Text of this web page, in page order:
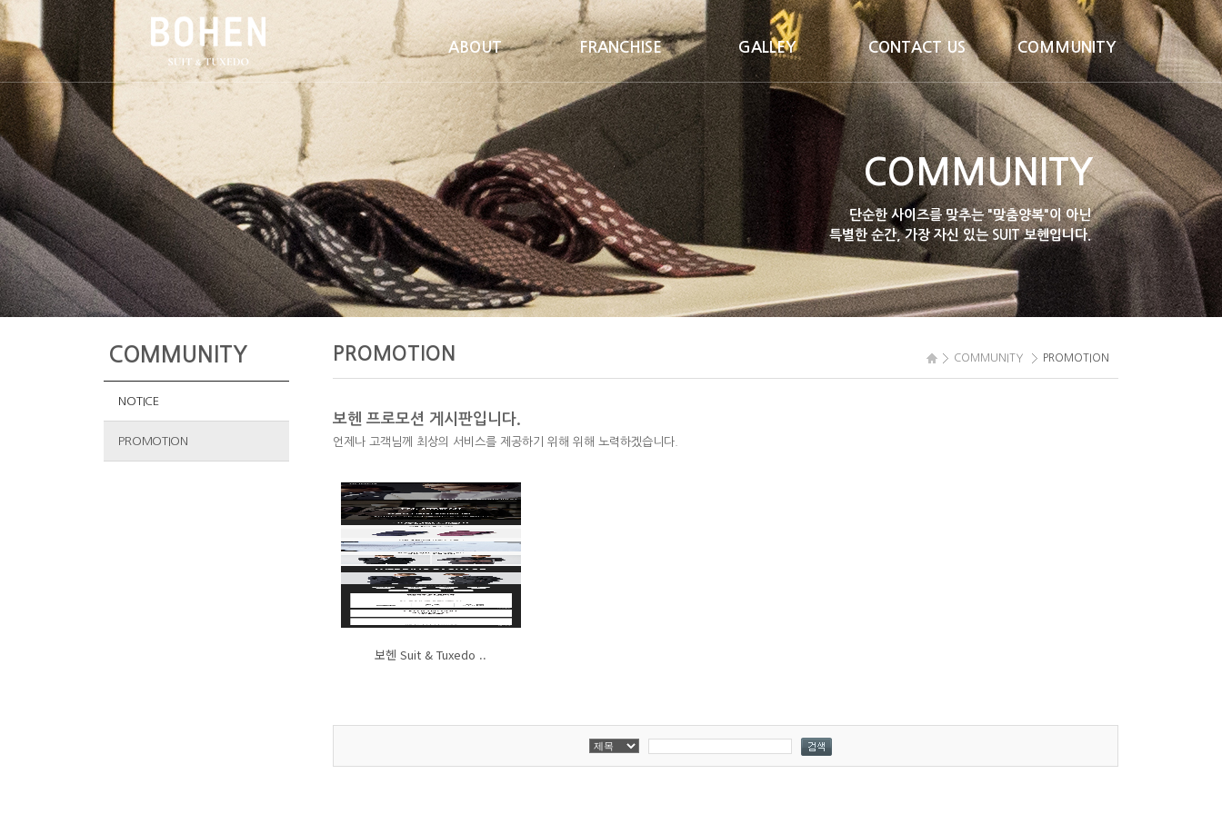
ABOUT
BRAND
STORE
FRANCHISE
FRANCHISE
PROCESS
GALLEY
CELEBRITY
STYLE CONCEPT
CONTACT US
CONTACT US
COMMUNITY
NOTICE
PROMOTION
COMMUNITY
단순한 사이즈를 맞추는 "맞춤양복"이 아닌
특별한 순간, 가장 자신 있는 SUIT 보헨입니다.
COMMUNITY
NOTICE
PROMOTION
COMMUNITY PROMOTION
PROMOTION
보헨 프로모션 게시판입니다.
언제나 고객님께 최상의 서비스를 제공하기 위해 위해 노력하겠습니다.
보헨 Suit & Tuxedo ..